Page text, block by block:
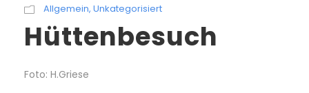
Allgemein, Unkategorisiert
Hüttenbesuch
Foto: H.Griese